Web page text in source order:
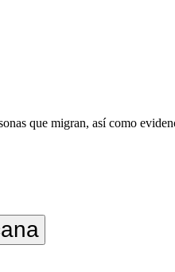
que migran, así como